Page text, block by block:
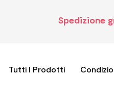
Spedizione
Tutti I Prodotti